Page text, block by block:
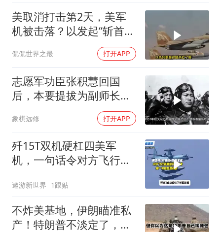
美取消打击第2天，美军
机被击落？以发起“斩首行
侃侃世界之最 打开APP
志愿军功臣张积慧回国
后，本要提拔为副师长，
为何刘亚楼会反对？
象棋远修 打开APP
歼15T双机硬杠四美军
机，一句话令对方飞行员
遨游新世界 1跟贴
不炸美基地，伊朗瞄准私
产！特朗普不淡定了，被